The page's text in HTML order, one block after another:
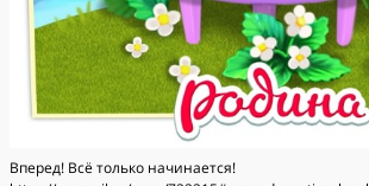
Вперед! Всё только начинается!